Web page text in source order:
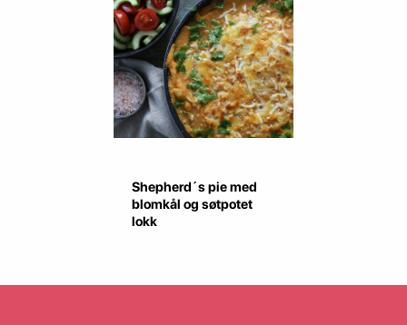
Shepherd´s pie med
blomkål og søtpotet
lokk